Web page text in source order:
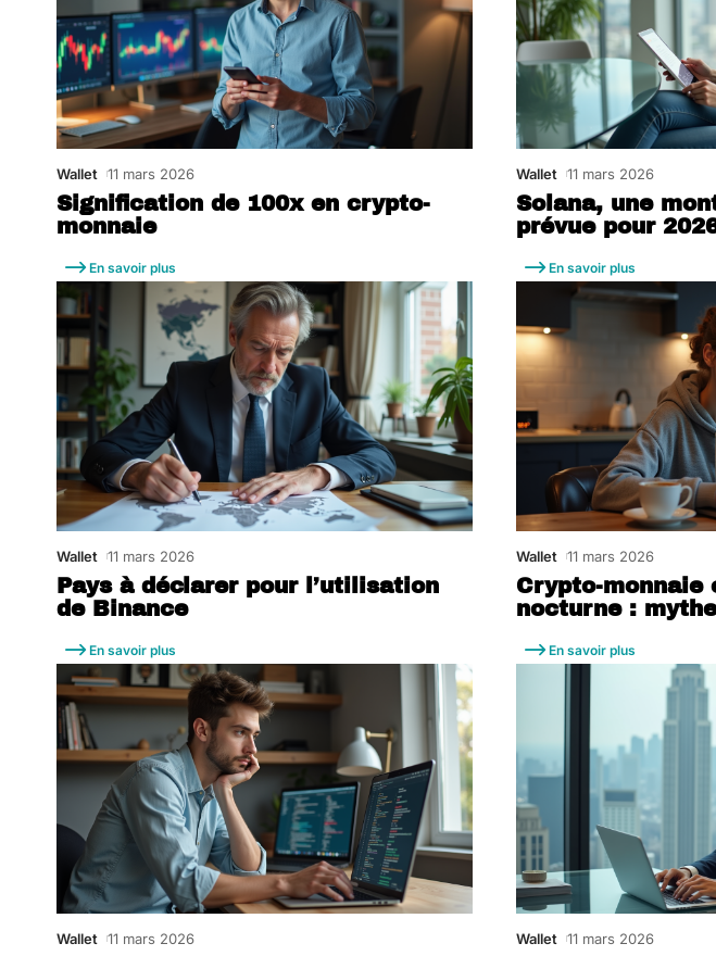
Signification de 100x en crypto-
monnaie
Wallet 11 mars 2026
En savoir plus
Solana, une
prévue pour
Wallet 11 mars 2026
En savoir plus
Pays à déclarer pour l’utilisation
de Binance
Wallet 11 mars 2026
En savoir plus
Crypto-monnaie
nocturne :
Wallet 11 mars 2026
En savoir plus
Wallet 11 mars 2026 Wallet 11 mars 2026